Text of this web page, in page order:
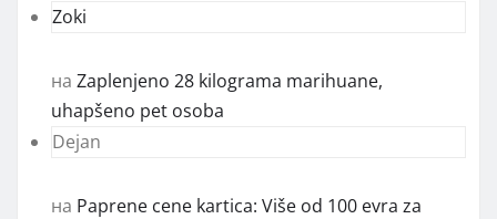
Zoki
на Zaplenjeno 28 kilograma marihuane,
uhapšeno pet osoba
Dejan
на Paprene cene kartica: Više od 100 evra za